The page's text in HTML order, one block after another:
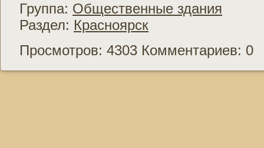
Группа: Общественные здания
Раздел: Красноярск
Просмотров: 4303 Комментариев: 0